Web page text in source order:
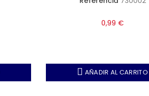
0,99 €
AÑADIR AL CARRITO